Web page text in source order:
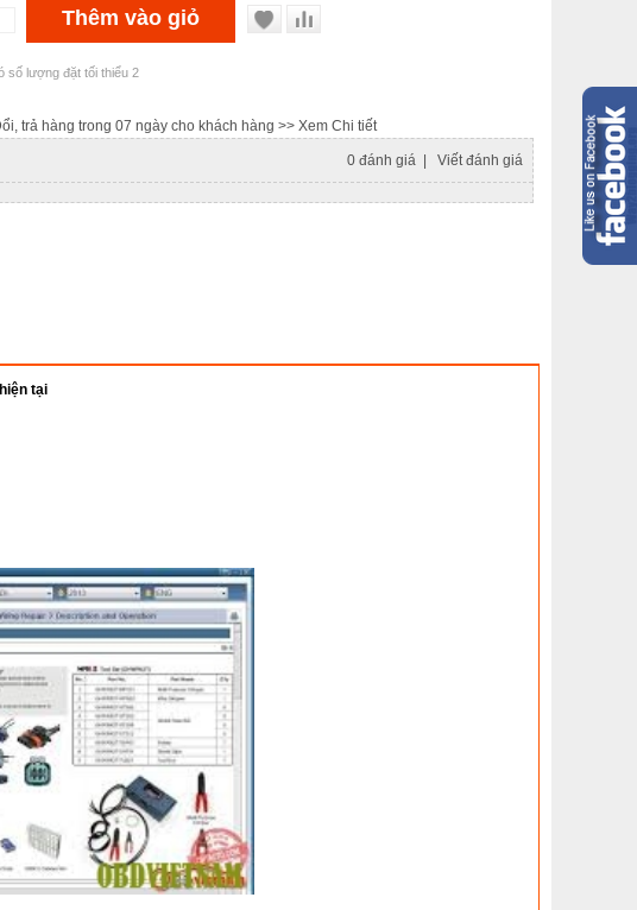
số lượng đặt tối thiểu 2
trả hàng trong 07 ngày cho khách hàng >> Xem Chi tiết
0 đánh giá |Viết đánh giá
tại